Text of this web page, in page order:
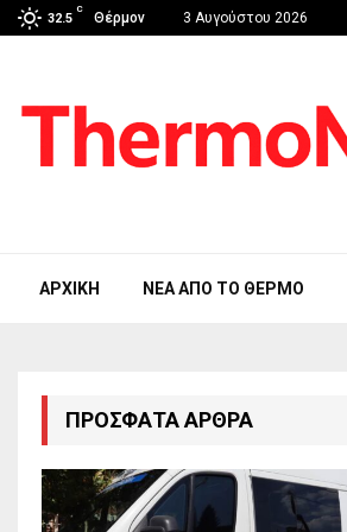
32.5
C
Θέρμον 3 Αυγούστου 2026
ΑΡΧΙΚΉ ΝΈΑ ΑΠΟ ΤΟ ΘΈΡΜΟ
ΠΡΌΣΦΑΤΑ ΆΡΘΡΑ